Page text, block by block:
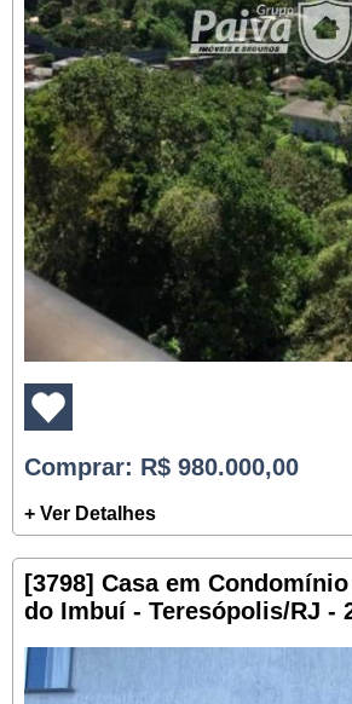
Comprar: R$ 980.000,00
+ Ver Detalhes
[3798] Casa em
do Imbuí - Teresópolis/RJ -